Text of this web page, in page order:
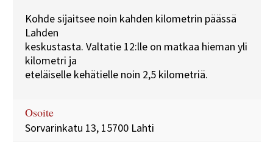
Kohde sijaitsee noin kahden kilometrin päässä
Lahden
keskustasta. Valtatie 12:lle on matkaa hieman yli
kilometri ja
eteläiselle kehätielle noin 2,5 kilometriä.
Osoite
Sorvarinkatu 13, 15700 Lahti